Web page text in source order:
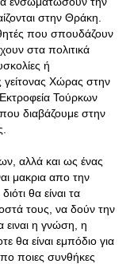
στην Θράκη.
που σπουδάζουν
στα πολιτικά
ή
γείτονας Χώρας στην
Τούρκων
διαβάζουμε στην
αλλά και ως ένας
μακρια απο την
θα είναι τα
τους, να δούν την
ειναι η γνώση, η
θα είναι εμπόδιο για
ποιες συνθήκες